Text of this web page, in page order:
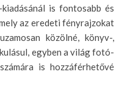
is fontosabb és
az ere­deti fényrajzokat
közölné, könyv-,
egyben a világ fotó-
is hozzáférhetővé